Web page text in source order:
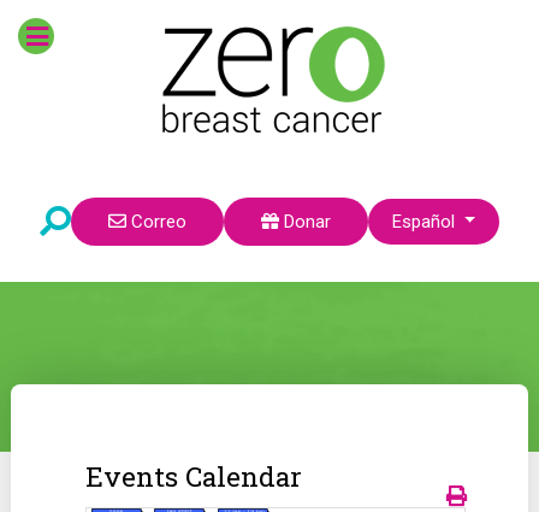
Correo Donar Seleccione su idioma
Español
Events Calendar